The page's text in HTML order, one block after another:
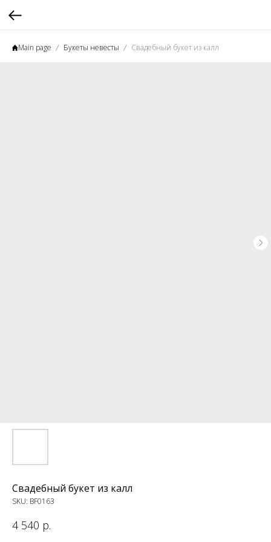
Main page Букеты невесты Свадебный букет из калл
Свадебный букет из калл
SKU: BF0163
4 540 р.